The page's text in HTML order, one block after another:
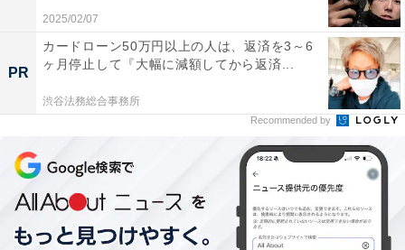
2025/02/07
PR
カードローン50万円以上の人は、返済を3～6
ヶ月停止して『大幅に減額してから返済...
渋谷法務総合事務所
Recommended by